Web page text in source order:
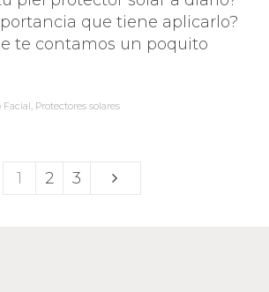
que tiene aplicarlo?
te contamos un poquito
Facial, Protectores solares
1 2 3